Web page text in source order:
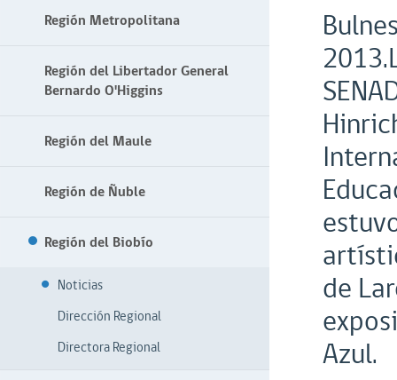
Región Metropolitana
Región del Libertador General
Bernardo O'Higgins
Región del Maule
Región de Ñuble
Región del Biobío
Noticias
Dirección Regional
Directora Regional
de
Azul.